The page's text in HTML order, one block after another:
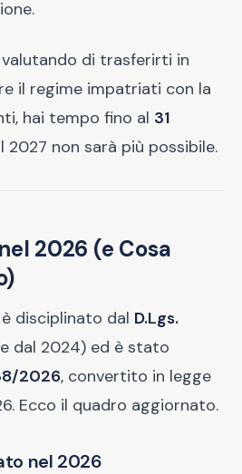
di trasferirti in
il regime impatriati con la
hai tempo fino al 31
2027 non sarà più possibile.
2026 (e Cosa
disciplinato dal D.Lgs.
dal 2024) ed è stato
2026, convertito in legge
Ecco il quadro aggiornato.
nel 2026